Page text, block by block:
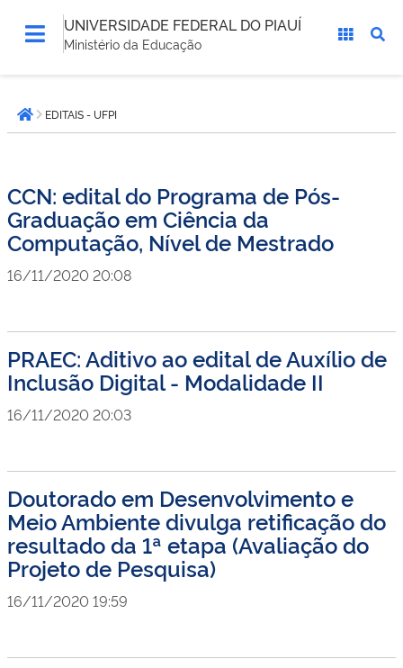
UNIVERSIDADE FEDERAL DO PIAUÍ
Ministério da Educação
está
aqui:Página inicial
EDITAIS - UFPI
CCN: edital do Programa de Pós-
Graduação em Ciência da
Computação, Nível de Mestrado
16/11/2020 20:08
PRAEC: Aditivo ao edital de Auxílio de
Inclusão Digital - Modalidade II
16/11/2020 20:03
Doutorado em Desenvolvimento e
Meio Ambiente divulga retificação do
resultado da 1ª etapa (Avaliação do
Projeto de Pesquisa)
16/11/2020 19:59